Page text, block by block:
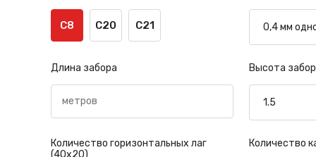
С8 С20 С21
Длина забора Высота
Количество горизонтальных лаг
(40х20)
Количество